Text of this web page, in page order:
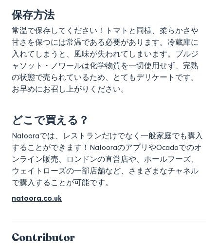
保存方法
常温で保存してください！トマトと同様、柔らかさや
甘さを保つには常温である必要があります。冷蔵庫に
入れてしまうと、風味が失われてしまいます。ブルジ
ャソット・ノワールは化学物質を一切使用せず、完熟
の状態で売られているため、とてもデリケートです。
お早めにお召し上がりください。
どこで買える？
Natooraでは、レストランだけでなく一般家庭でも購入
することができます！NatooraのアプリやOcadoでのオ
ンライン販売、ロンドンの直営店や、ホールフーズ、
ウェイトローズの一部店舗など、さまざまなチャネル
で購入することが可能です。
natoora.co.uk
Contributor